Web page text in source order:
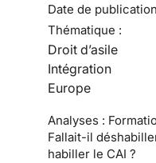
Date de
Thématique :
Droit d’asile
Intégration
Europe
Analyses :
Fallait-il
habiller le CAI ?